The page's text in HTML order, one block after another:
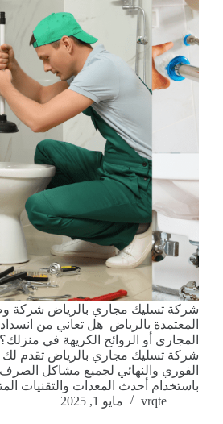
شركة تسليك مجاري بالرياض شركة
المعتمدة بالرياض هل تعاني من
المجاري أو الروائح الكريهة في منزلك؟
شركة تسليك مجاري بالرياض تقدم لك
الفوري والنهائي لجميع مشاكل
باستخدام أحدث المعدات والتقنيات
vrqte
مايو 1, 2025